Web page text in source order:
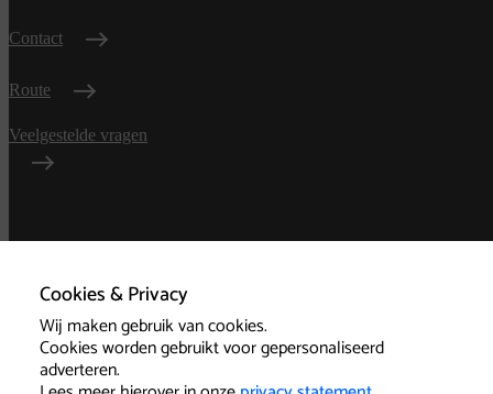
Cookies & Privacy
Wij maken gebruik van cookies.
Cookies worden gebruikt voor gepersonaliseerd
adverteren.
Contact
Route
Veelgestelde vragen
voorwaarden
Privacy
Technische informatie